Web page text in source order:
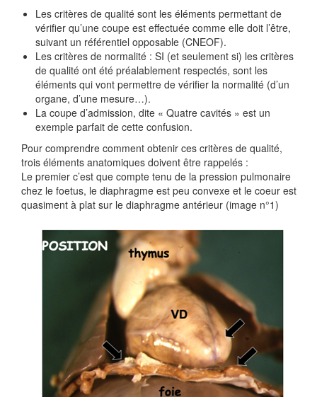
Les critères de qualité sont les éléments permettant de
vérifier qu’une coupe est effectuée comme elle doit l’être,
suivant un référentiel opposable (CNEOF).
Les critères de normalité : SI (et seulement si) les critères
de qualité ont été préalablement respectés, sont les
éléments qui vont permettre de vérifier la normalité (d’un
organe, d’une mesure…).
La coupe d’admission, dite « Quatre cavités » est un
exemple parfait de cette confusion.
Pour comprendre comment obtenir ces critères de qualité,
trois éléments anatomiques doivent être rappelés :
Le premier c’est que compte tenu de la pression pulmonaire
chez le foetus, le diaphragme est peu convexe et le coeur est
quasiment à plat sur le diaphragme antérieur (image n°1)